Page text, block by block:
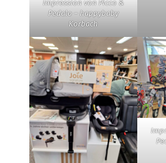
Impression von Picco &
Pedalo – happybaby
Korbach